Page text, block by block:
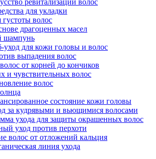
ревитализации волос
для укладки
волос
драгоценных масел
шампунь
уход для кожи головы и волос
выпадения волос
от корней до кончиков
и чувствительных волос
волос
состояние кожи головы
за кудрявыми и вьющимися волосами
ухода для защиты окрашенных волос
уход против перхоти
волос от отложений кальция
линия ухода